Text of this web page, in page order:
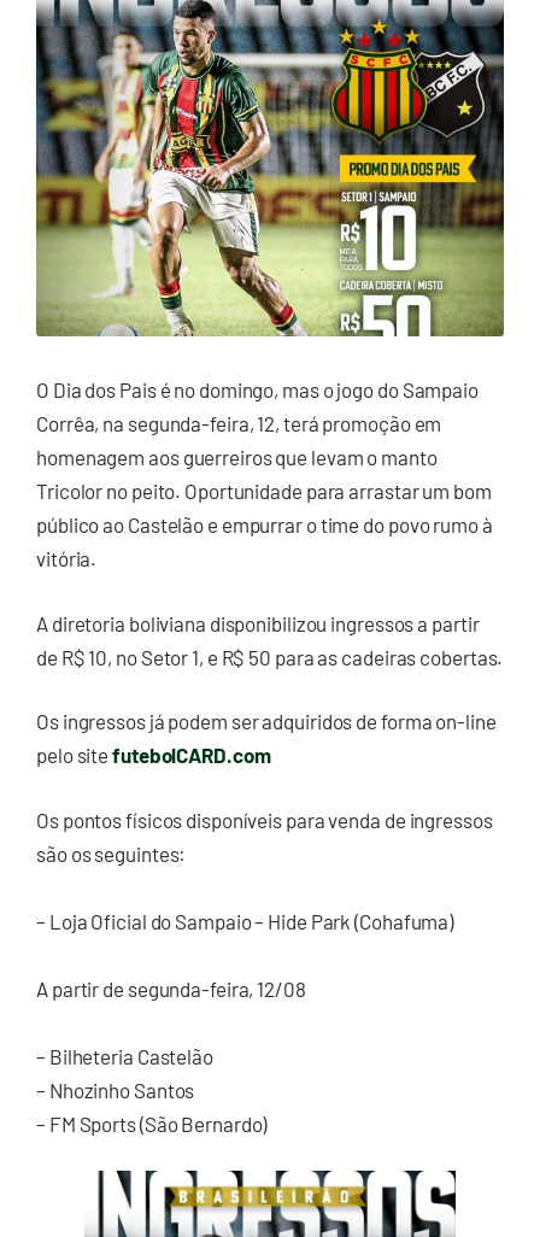
O Dia dos Pais é no domingo, mas o jogo do Sampaio
Corrêa, na segunda-feira, 12, terá promoção em
homenagem aos guerreiros que levam o manto
Tricolor no peito. Oportunidade para arrastar um bom
público ao Castelão e empurrar o time do povo rumo à
vitória.
A diretoria boliviana disponibilizou ingressos a partir
de R$ 10, no Setor 1, e R$ 50 para as cadeiras cobertas.
Os ingressos já podem ser adquiridos de forma on-line
pelo site futebolCARD.com
Os pontos físicos disponíveis para venda de ingressos
são os seguintes:
– Loja Oficial do Sampaio – Hide Park (Cohafuma)
A partir de segunda-feira, 12/08
– Bilheteria Castelão
– Nhozinho Santos
– FM Sports (São Bernardo)